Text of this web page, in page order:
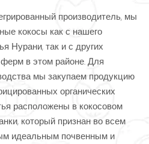
производитель, мы
кокосы как с нашего
Нурани, так и с других
в этом районе. Для
мы закупаем продукцию
органических
расположены в кокосовом
который признан во всем
идеальным почвенным и